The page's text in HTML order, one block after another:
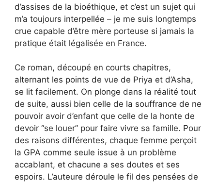
d’assises de la bioéthique, et c’est un sujet qui
m’a toujours interpellée – je me suis longtemps
crue capable d’être mère porteuse si jamais la
pratique était légalisée en France.
Ce roman, découpé en courts chapitres,
alternant les points de vue de Priya et d’Asha,
se lit facilement. On plonge dans la réalité tout
de suite, aussi bien celle de la souffrance de ne
pouvoir avoir d’enfant que celle de la honte de
devoir “se louer” pour faire vivre sa famille. Pour
des raisons différentes, chaque femme perçoit
la GPA comme seule issue à un problème
accablant, et chacune a ses doutes et ses
espoirs. L’auteure déroule le fil des pensées de